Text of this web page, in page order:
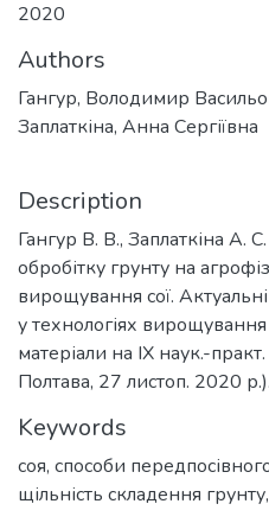
2020
Authors
Гангур, Володимир
Заплаткіна, Анна Сергіївна
Description
Гангур В. В., Заплаткіна А.
обробітку грунту на
вирощування сої.
у технологіях
матеріали на ІХ наук.-
Полтава, 27 листоп. 2020
Keywords
соя, способи
щільність складення